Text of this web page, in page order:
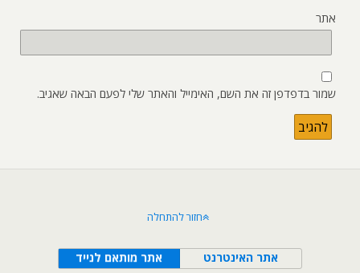
אתר
שמור בדפדפן זה את השם, האימייל והאתר שלי לפעם הבאה שאגיב.
חזור להתחלה
אתר מותאם לנייד אתר האינטרנט